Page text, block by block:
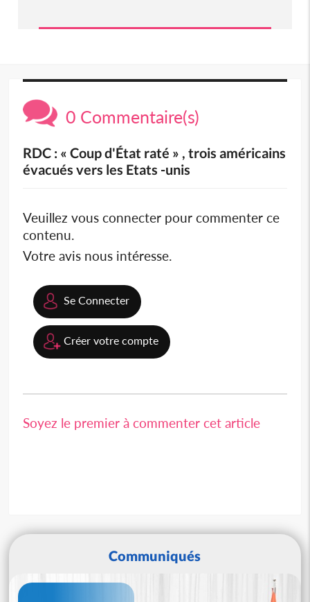
0 Commentaire(s)
RDC : « Coup d'État raté » , trois américains
évacués vers les Etats -unis
Veuillez vous connecter pour commenter ce
contenu.
Votre avis nous intéresse.
Se Connecter
Créer votre compte
Soyez le premier à commenter cet article
Communiqués